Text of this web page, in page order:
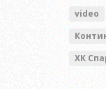
video
ХК